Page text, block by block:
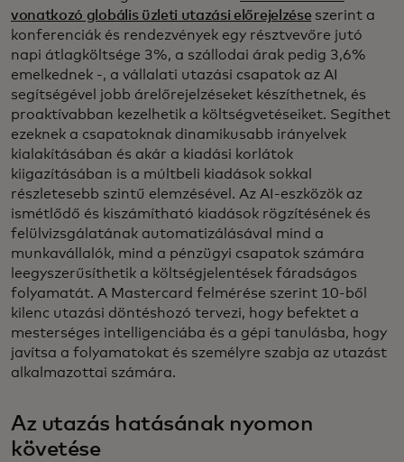
vonatkozó globális üzleti utazási előrejelzése szerint a
konferenciák és rendezvények egy résztvevőre jutó
napi átlagköltsége 3%, a szállodai árak pedig 3,6%
emelkednek -, a vállalati utazási csapatok az AI
segítségével jobb árelőrejelzéseket készíthetnek, és
proaktívabban kezelhetik a költségvetéseiket. Segíthet
ezeknek a csapatoknak dinamikusabb irányelvek
kialakításában és akár a kiadási korlátok
kiigazításában is a múltbeli kiadások sokkal
részletesebb szintű elemzésével. Az AI-eszközök az
ismétlődő és kiszámítható kiadások rögzítésének és
felülvizsgálatának automatizálásával mind a
munkavállalók, mind a pénzügyi csapatok számára
leegyszerűsíthetik a költségjelentések fáradságos
folyamatát. A Mastercard felmérése szerint 10-ből
kilenc utazási döntéshozó tervezi, hogy befektet a
mesterséges intelligenciába és a gépi tanulásba, hogy
javítsa a folyamatokat és személyre szabja az utazást
alkalmazottai számára.
Az utazás hatásának nyomon
követése